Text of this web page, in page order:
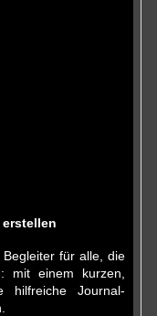
für alle, die
mit einem kurzen,
hilfreiche Journal-